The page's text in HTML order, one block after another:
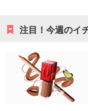
注目！今週のイ